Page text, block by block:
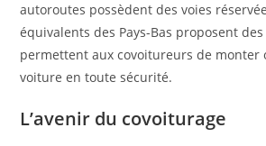
autoroutes possèdent des voies
équivalents des Pays-Bas proposent
permettent aux covoitureurs de monter
voiture en toute sécurité.
L’avenir du covoiturage